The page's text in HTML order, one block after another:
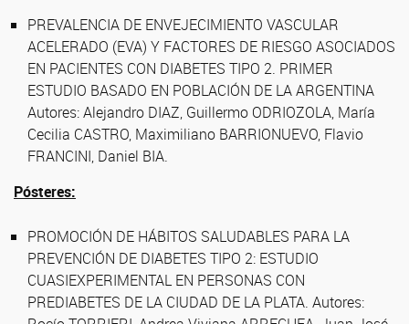
PREVALENCIA DE ENVEJECIMIENTO VASCULAR
ACELERADO (EVA) Y FACTORES DE RIESGO ASOCIADOS
EN PACIENTES CON DIABETES TIPO 2. PRIMER
ESTUDIO BASADO EN POBLACIÓN DE LA ARGENTINA
Autores: Alejandro DIAZ, Guillermo ODRIOZOLA, María
Cecilia CASTRO, Maximiliano BARRIONUEVO, Flavio
FRANCINI, Daniel BIA.
Pósteres:
PROMOCIÓN DE HÁBITOS SALUDABLES PARA LA
PREVENCIÓN DE DIABETES TIPO 2: ESTUDIO
CUASIEXPERIMENTAL EN PERSONAS CON
PREDIABETES DE LA CIUDAD DE LA PLATA. Autores: